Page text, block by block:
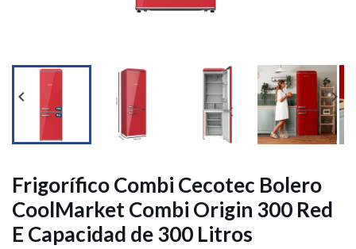
 
Frigorífico Combi Cecotec Bolero
CoolMarket Combi Origin 300 Red
E Capacidad de 300 Litros